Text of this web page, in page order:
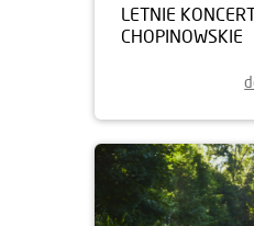
LETNIE
CHOPINOWSKIE